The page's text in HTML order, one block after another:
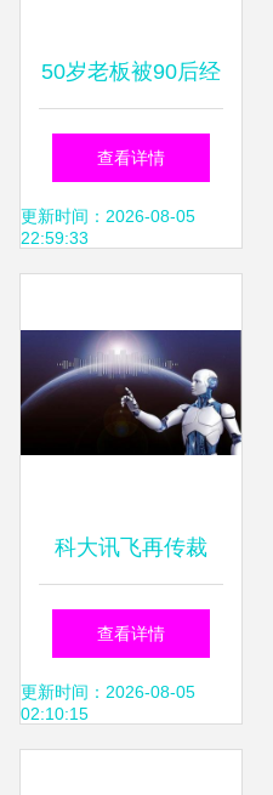
50岁老板被90后经
理怼到沉默，一招
反制让全网炸锅
查看详情
更新时间：2026-08-05
22:59:33
科大讯飞再传裁
员，AI行业门槛升
高但绝非“凉凉”
查看详情
更新时间：2026-08-05
02:10:15